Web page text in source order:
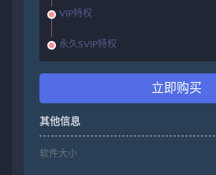
VIP特权
永久SVIP特权
立即购买
其他信息
软件大小